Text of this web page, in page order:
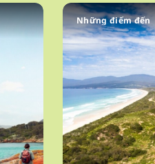
Những điểm đến